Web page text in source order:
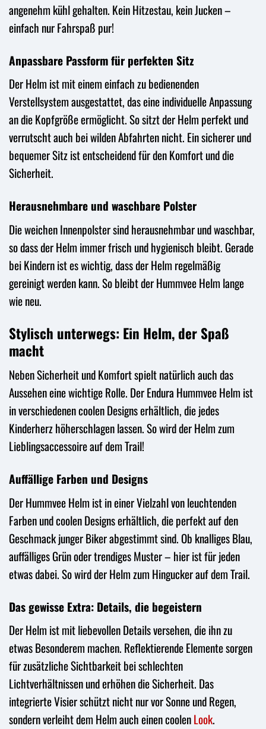
angenehm kühl gehalten. Kein Hitzestau, kein Jucken –
einfach nur Fahrspaß pur!
Anpassbare Passform für perfekten Sitz
Der Helm ist mit einem einfach zu bedienenden
Verstellsystem ausgestattet, das eine individuelle Anpassung
an die Kopfgröße ermöglicht. So sitzt der Helm perfekt und
verrutscht auch bei wilden Abfahrten nicht. Ein sicherer und
bequemer Sitz ist entscheidend für den Komfort und die
Sicherheit.
Herausnehmbare und waschbare Polster
Die weichen Innenpolster sind herausnehmbar und waschbar,
so dass der Helm immer frisch und hygienisch bleibt. Gerade
bei Kindern ist es wichtig, dass der Helm regelmäßig
gereinigt werden kann. So bleibt der Hummvee Helm lange
wie neu.
Stylisch unterwegs: Ein Helm, der Spaß
macht
Neben Sicherheit und Komfort spielt natürlich auch das
Aussehen eine wichtige Rolle. Der Endura Hummvee Helm ist
in verschiedenen coolen Designs erhältlich, die jedes
Kinderherz höherschlagen lassen. So wird der Helm zum
Lieblingsaccessoire auf dem Trail!
Auffällige Farben und Designs
Der Hummvee Helm ist in einer Vielzahl von leuchtenden
Farben und coolen Designs erhältlich, die perfekt auf den
Geschmack junger Biker abgestimmt sind. Ob knalliges Blau,
auffälliges Grün oder trendiges Muster – hier ist für jeden
etwas dabei. So wird der Helm zum Hingucker auf dem Trail.
Das gewisse Extra: Details, die begeistern
Der Helm ist mit liebevollen Details versehen, die ihn zu
etwas Besonderem machen. Reflektierende Elemente sorgen
für zusätzliche Sichtbarkeit bei schlechten
Lichtverhältnissen und erhöhen die Sicherheit. Das
integrierte Visier schützt nicht nur vor Sonne und Regen,
sondern verleiht dem Helm auch einen coolenLook.